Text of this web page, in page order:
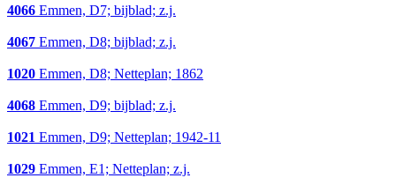
4066 Emmen, D7; bijblad; z.j.
4067 Emmen, D8; bijblad; z.j.
1020 Emmen, D8; Netteplan; 1862
4068 Emmen, D9; bijblad; z.j.
1021 Emmen, D9; Netteplan; 1942-11
1029 Emmen, E1; Netteplan; z.j.